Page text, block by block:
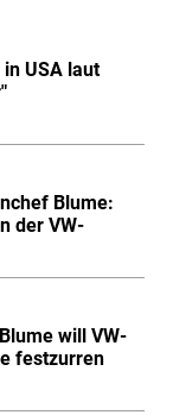
USA laut
Blume:
der VW-
will VW-
festzurren